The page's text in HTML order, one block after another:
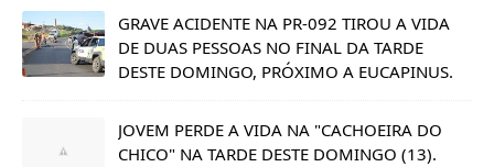
GRAVE ACIDENTE NA PR-092 TIROU A VIDA
DE DUAS PESSOAS NO FINAL DA TARDE
DESTE DOMINGO, PRÓXIMO A EUCAPINUS.
JOVEM PERDE A VIDA NA "CACHOEIRA DO
CHICO" NA TARDE DESTE DOMINGO (13).